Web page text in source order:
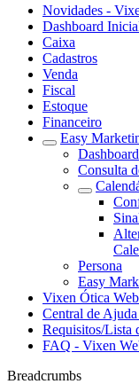
Novidades -
Dashboard
Caixa
Cadastros
Venda
Fiscal
Estoque
Financeiro
Easy
Dashboard
Consulta
Persona
Easy
Vixen Ótica
Central de
Requisitos/Lista
FAQ - Vixen
Breadcrumbs